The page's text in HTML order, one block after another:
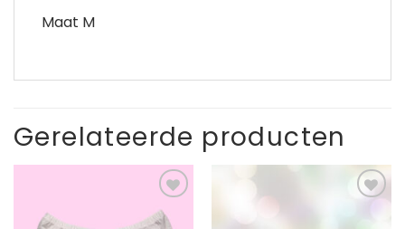
Maat M
Gerelateerde producten